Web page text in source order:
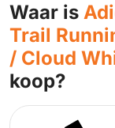
Waar is
Trail
/ Cloud
koop?